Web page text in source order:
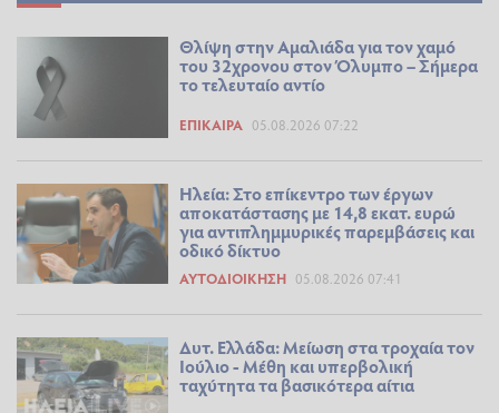
Θλίψη στην Αμαλιάδα για τον χαμό
του 32χρονου στον Όλυμπο – Σήμερα
το τελευταίο αντίο
ΕΠΊΚΑΙΡΑ 05.08.2026 07:22
Ηλεία: Στο επίκεντρο των έργων
αποκατάστασης με 14,8 εκατ. ευρώ
για αντιπλημμυρικές παρεμβάσεις και
οδικό δίκτυο
ΑΥΤΟΔΙΟΊΚΗΣΗ 05.08.2026 07:41
Δυτ. Ελλάδα: Μείωση στα τροχαία τον
Ιούλιο - Μέθη και υπερβολική
ταχύτητα τα βασικότερα αίτια